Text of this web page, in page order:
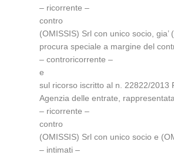
– ricorrente –
contro
(OMISSIS) Srl con unico socio,
procura speciale a margine del
– controricorrente –
e
sul ricorso iscritto al n. 22822/2013
Agenzia delle entrate,
– ricorrente –
contro
(OMISSIS) Srl con unico socio e
– intimati –